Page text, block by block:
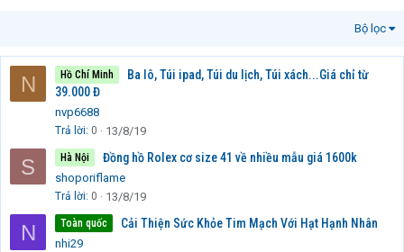
Bộ lọc
N Hồ Chí Minh
Ba lô, Túi ipad, Túi du lịch, Túi xách...Giá chỉ từ
39.000 Đ
nvp6688
Trả lời 0 13/8/19
S Hà Nội Đồng hồ Rolex cơ size 41 về nhiều mẫu giá 1600k
shoporiflame
Trả lời 0 13/8/19
N Toàn quốc Cải Thiện Sức Khỏe Tim Mạch Với Hạt Hạnh Nhân
nhi29